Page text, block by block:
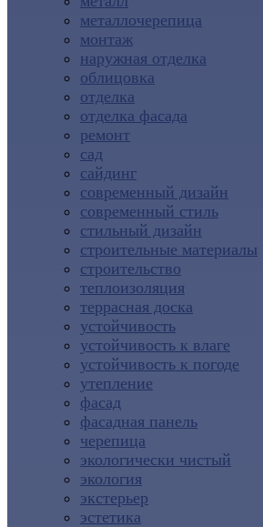
металлочерепица
монтаж
наружная отделка
облицовка
отделка
отделка фасада
ремонт
сад
сайдинг
современный дизайн
современный стиль
стильный дизайн
строительные материалы
строительство
теплоизоляция
террасная доска
устойчивость
устойчивость к влаге
устойчивость к погоде
утепление
фасад
фасадная панель
черепица
экологически чистый
экология
экстерьер
эстетика